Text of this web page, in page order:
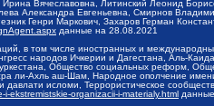
Вячеславовна, Литинский Леонид
Александра Евгеньевна, Смирнов
Генри Маркович, Захаров Герман
данные на 28.08.2021
в том числе иностранных и
народов Ичкерии и Дагестана, Аль-
Общество социальных реформ,
ли-Ахль аш-Шам, Народное ополчение
давлати исломи, Террористическое
ekstremistskie-organizacii-i-materialy.html